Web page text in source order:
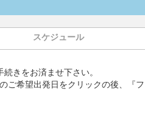
スケジュール
きをお済ませ下さい。
希望出発日をクリックの後、『